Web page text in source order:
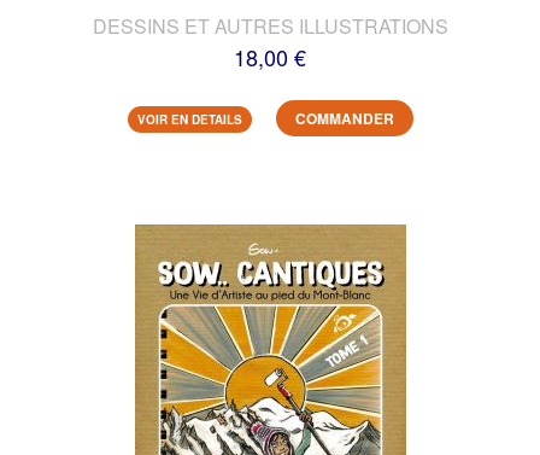
DESSINS ET AUTRES ILLUSTRATIONS
18,00 €
VOIR EN DETAILS COMMANDER